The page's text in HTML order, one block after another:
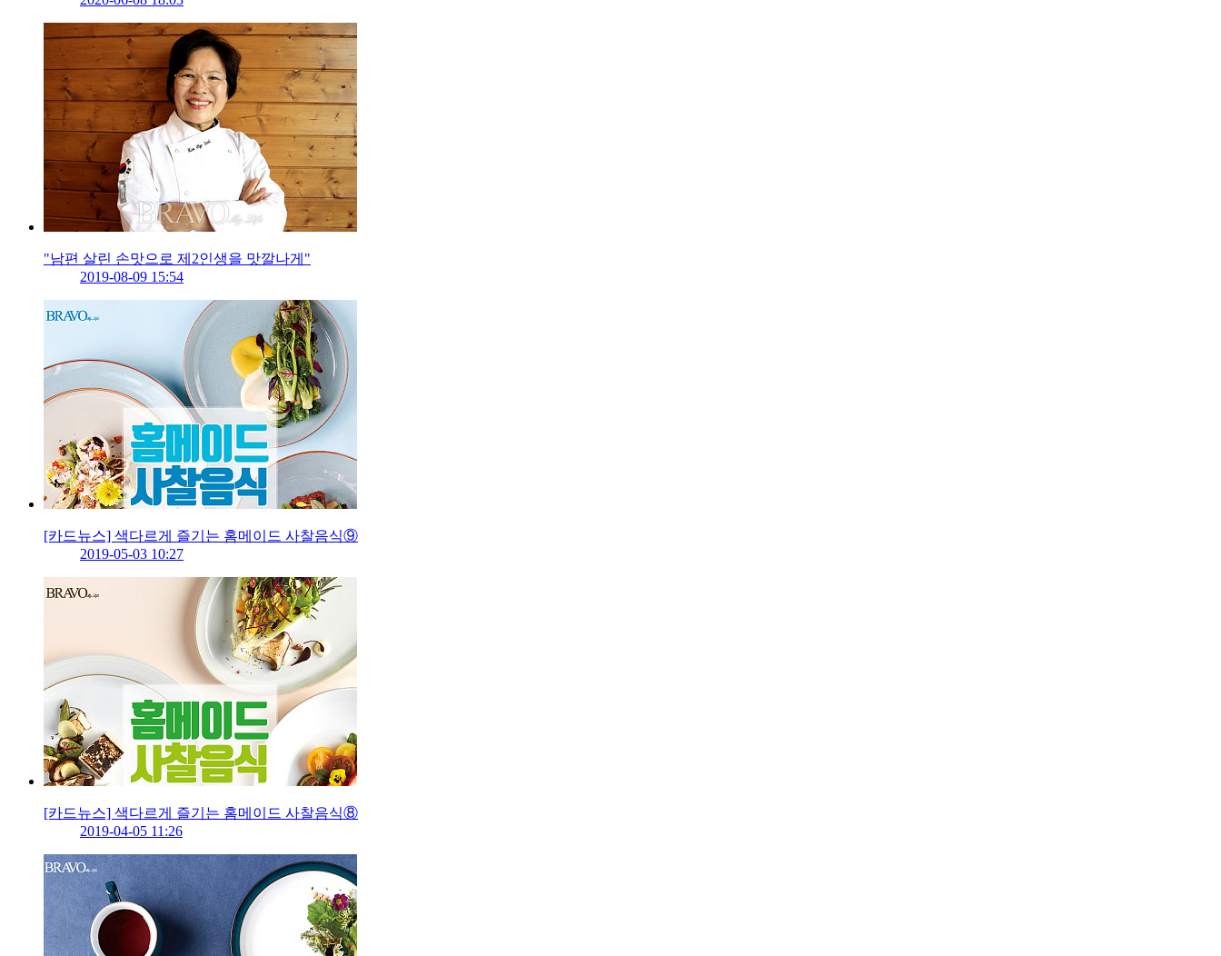
"남편 살린 손맛으로 제2인생을 맛깔나게"
2019-08-09 15:54
[카드뉴스] 색다르게 즐기는 홈메이드 사찰음식⑨
2019-05-03 10:27
[카드뉴스] 색다르게 즐기는 홈메이드 사찰음식⑧
2019-04-05 11:26